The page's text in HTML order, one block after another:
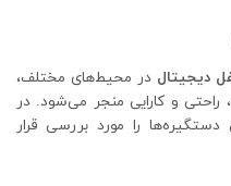
دیجیتال در محیط‌های مختلف،
راحتی و کارایی منجر می‌شود. در
دستگیره‌ها را مورد بررسی قرار